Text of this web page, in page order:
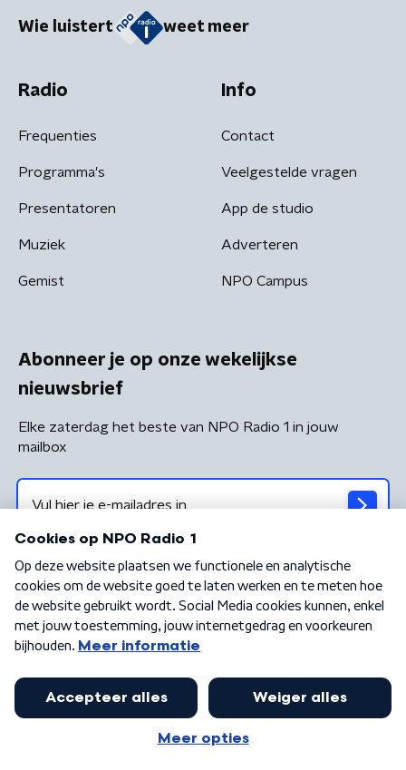
Wie luistert weet meer
Radio
Frequenties
Programma's
Presentatoren
Muziek
Gemist
Info
Contact
Veelgestelde vragen
App de studio
Adverteren
NPO Campus
Abonneer je op onze wekelijkse
nieuwsbrief
Elke zaterdag het beste van NPO Radio 1 in jouw
mailbox
Algemene voorwaarden